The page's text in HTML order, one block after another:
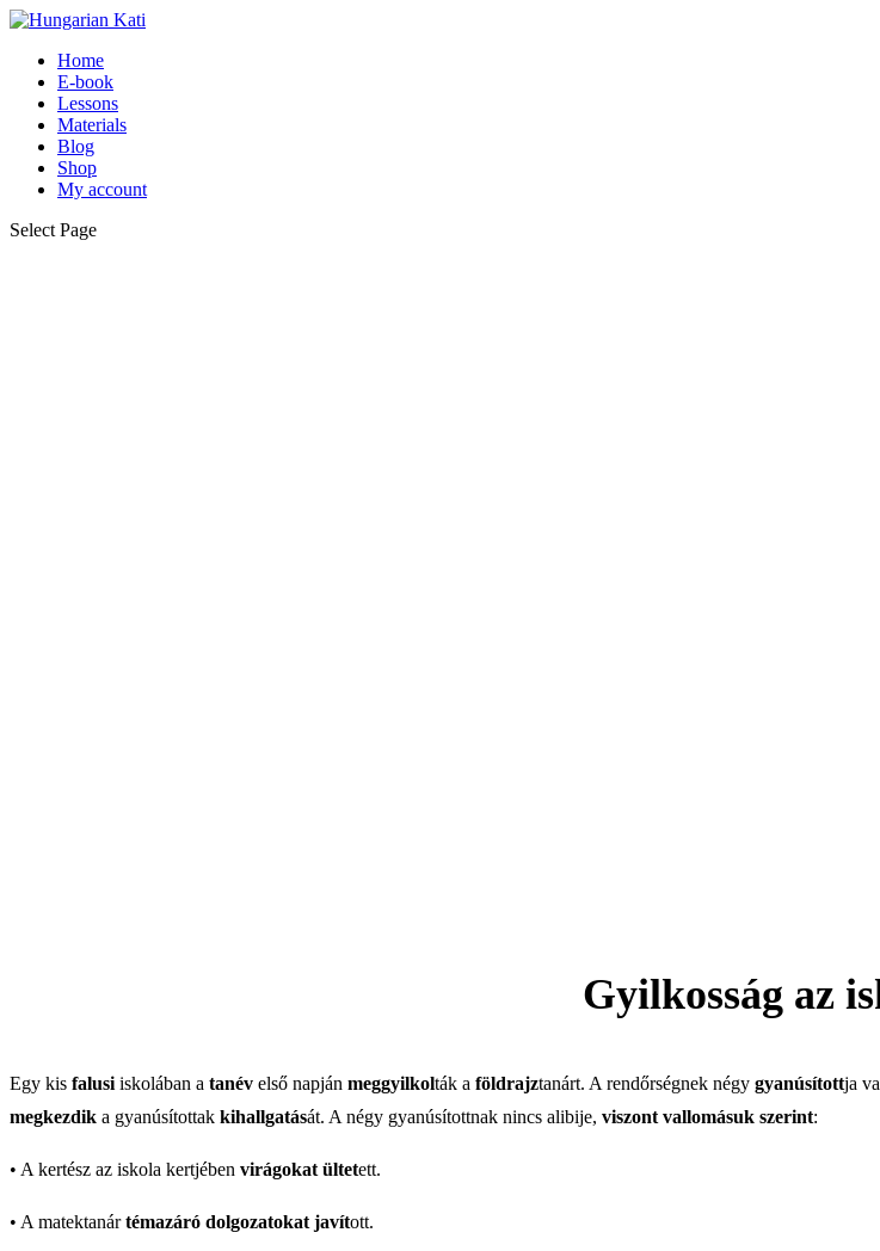
Home
E-book
Lessons
Materials
Blog
Shop
My account
Select Page
Gyilkosság az
Egy kis falusi iskolában a tanév első napján meggyilkolták a földrajztanárt. A rendőrségnek négy gyanúsítottja
megkezdik a gyanúsítottak kihallgatását. A négy gyanúsítottnak nincs alibije, viszont vallomásuk szerint:
• A kertész az iskola kertjében virágokat ültetett.
• A matektanártémazáró dolgozatokat javított.